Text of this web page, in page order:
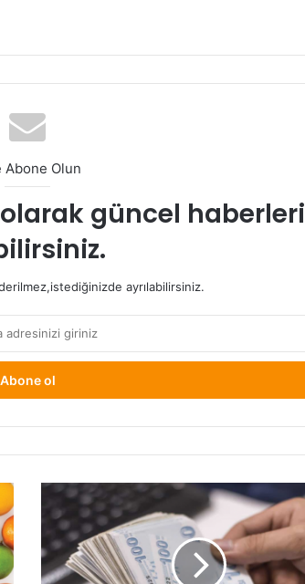
Abone Olun
güncel haberleri
ayrılabilirsiniz.
İşsizlik
Maaşına
Kredi
Veren
Bankalar